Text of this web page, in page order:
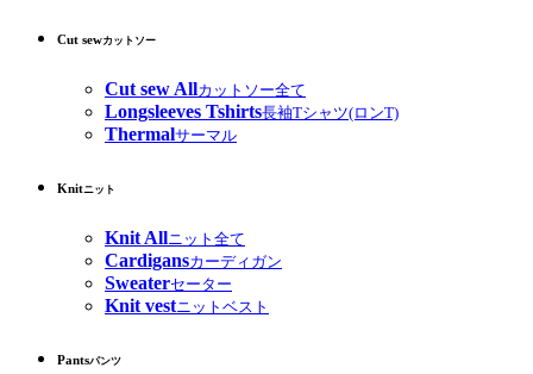
Cut sewカットソー
Cut sew Allカットソー全て
Longsleeves Tshirts長袖Tシャツ(ロンT)
Thermalサーマル
Knitニット
Knit Allニット全て
Cardigansカーディガン
Sweaterセーター
Knit vestニットベスト
Pantsパンツ